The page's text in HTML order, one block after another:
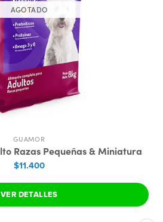
AGOTADO
GUAMOR
Razas Pequeñas & Miniatura
$11.400
VER DETALLES